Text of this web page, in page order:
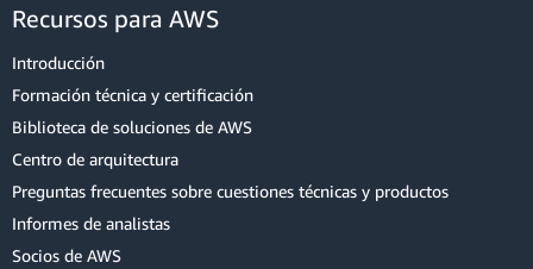
Recursos para AWS
Introducción
Formación técnica y certificación
Biblioteca de soluciones de AWS
Centro de arquitectura
Preguntas frecuentes sobre cuestiones técnicas y productos
Informes de analistas
Socios de AWS